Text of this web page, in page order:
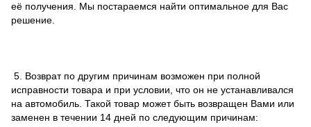
её получения. Мы постараемся найти оптимальное для Вас
решение.
5. Возврат по другим причинам возможен при полной
исправности товара и при условии, что он не устанавливался
на автомобиль. Такой товар может быть возвращен Вами или
заменен в течении 14 дней по следующим причинам: